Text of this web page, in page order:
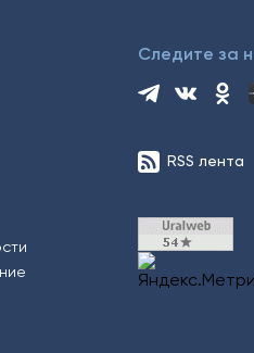
Следите за
RSS лента